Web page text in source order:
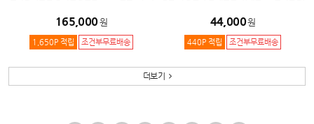
165,000원
1,650P 적립 조건부무료배송
44,000원
440P 적립 조건부무료배송
더보기